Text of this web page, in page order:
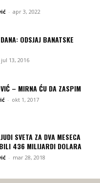
- apr 3, 2022
ODSJAJ BANATSKE
jul 13, 2016
– MIRNA ĆU DA ZASPIM
- okt 1, 2017
SVETA ZA DVA MESECA
436 MILIJARDI DOLARA
- mar 28, 2018